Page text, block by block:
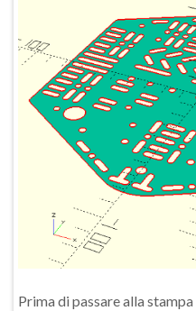
Prima di passare alla